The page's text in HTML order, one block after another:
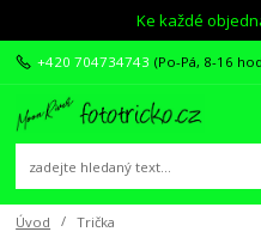
Ke každé
+420 704734743 (Po-Pá, 8-16
Úvod Trička